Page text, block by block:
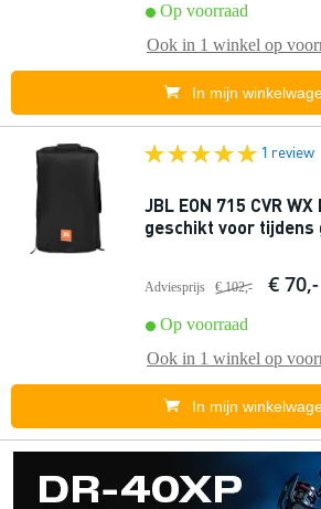
Op voorraad
Ook in 1 winkel op
In mijn
1 review
JBL EON 715 CVR
geschikt voor tijdens
Adviesprijs € 102,- € 70,-
Op voorraad
Ook in 1 winkel op
In mijn